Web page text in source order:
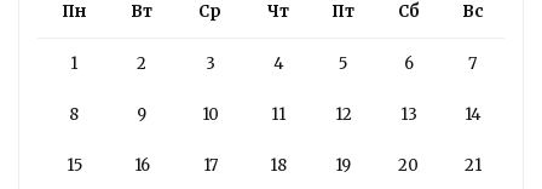
Пн Вт Ср Чт Пт Сб Вс
1 2 3 4 5 6 7
8 9 10 11 12 13 14
15 16 17 18 19 20 21